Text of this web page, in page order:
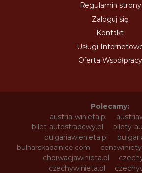
Regulamin strony
Zaloguj się
Kontakt
Usługi
Oferta Współpracy
Polecamy:
austria-winieta.pl
bilet-autostradowy.pl
bilety-
bulgariawienieta.pl
bulharskadalnice.com
chorwacjawinieta.pl
czechywinieta.pl